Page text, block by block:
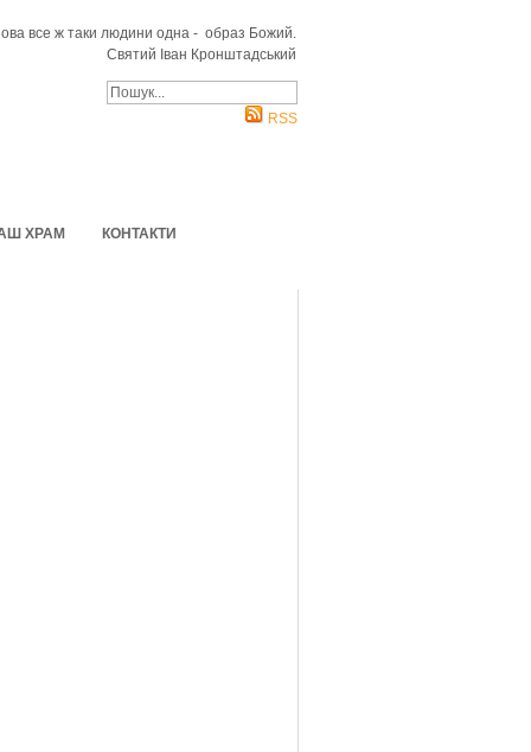
все ж таки людини одна - образ Божий.
Святий Іван Кронштадський
RSS
ХРАМ КОНТАКТИ